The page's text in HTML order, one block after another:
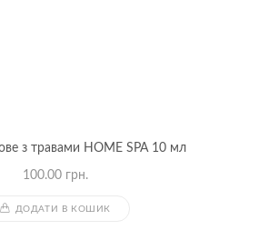
з травами HOME SPA 10 мл
100.00 грн.
ДОДАТИ В КОШИК